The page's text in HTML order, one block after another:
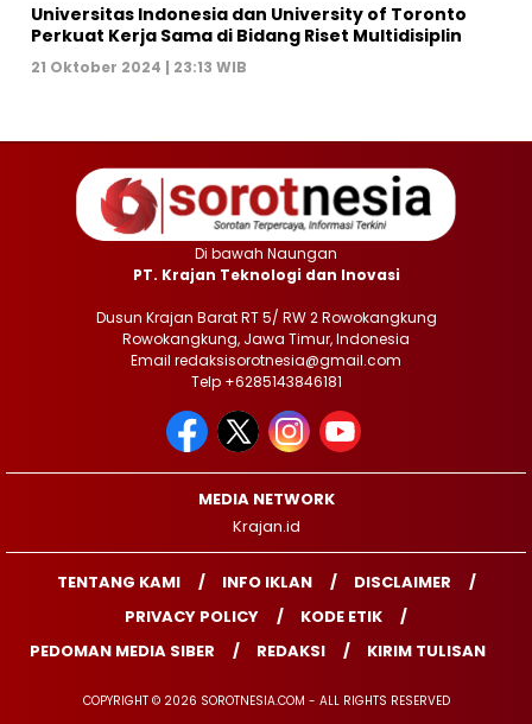
Universitas Indonesia dan University of Toronto
Perkuat Kerja Sama di Bidang Riset Multidisiplin
21 Oktober 2024 | 23:13 WIB
Di bawah Naungan
PT. Krajan Teknologi dan Inovasi
Dusun Krajan Barat RT 5/ RW 2 Rowokangkung
Rowokangkung, Jawa Timur, Indonesia
Email redaksisorotnesia@gmail.com
Telp +6285143846181
MEDIA NETWORK
Krajan.id
TENTANG KAMI INFO IKLAN
DISCLAIMER
PRIVACY POLICY
KODE ETIK
PEDOMAN MEDIA SIBER
REDAKSI KIRIM TULISAN
COPYRIGHT © 2026 SOROTNESIA.COM - ALL RIGHTS RESERVED